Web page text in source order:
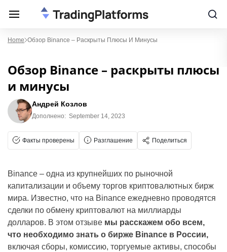
Home Обзор Binance – Раскрыты Плюсы И Минусы
Обзор Binance – раскрыты плюсы
и минусы
Андрей Козлов
Дополнено: September 14, 2023
Факты проверены Разглашение Поделиться
Binance – одна из крупнейших по рыночной
капитализации и объему торгов криптовалютных бирж
мира. Известно, что на Binance ежедневно проводятся
сделки по обмену криптовалют на миллиарды
долларов. В этом отзыве мы расскажем обо всем,
что необходимо знать о бирже Binance в России,
включая сборы, комиссию, торгуемые активы, способы